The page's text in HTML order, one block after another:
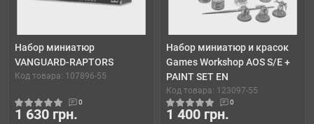
Набор миниатюр
VANGUARD-RAPTORS
Код товара: 107896-55
0
1 630 грн.
Набор миниатюр и красок
Games Workshop AOS S/E +
PAINT SET EN
Код товара: 123097-55
0
1 400 грн.